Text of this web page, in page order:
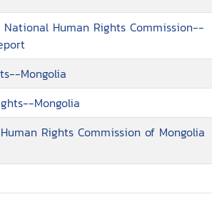
National Human Rights Commission--
Mongolia
Mongolia
Rights Commission of Mongolia